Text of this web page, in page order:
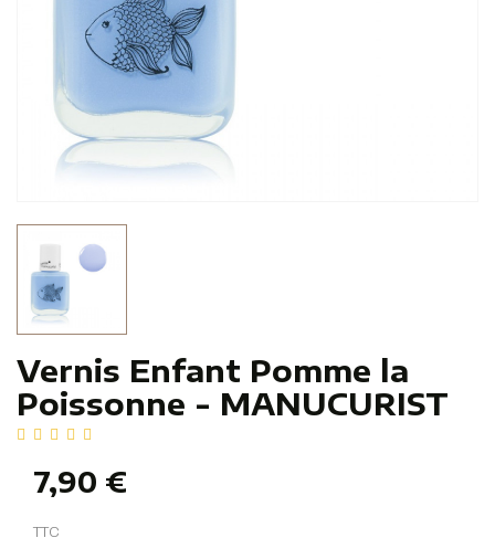
Vernis Enfant Pomme la
Poissonne - MANUCURIST
7,90 €
TTC